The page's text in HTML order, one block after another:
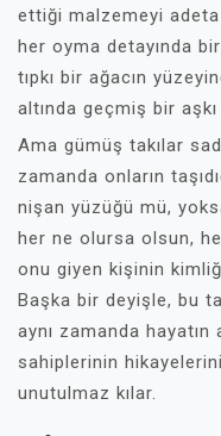
ettiği malzemeyi
her oyma detayında
tıpkı bir ağacın
altında geçmiş bir
Ama gümüş takılar
zamanda onların
nişan yüzüğü mü,
her ne olursa olsun,
onu giyen kişinin
Başka bir deyişle, bu
aynı zamanda hayatın
sahiplerinin
unutulmaz kılar.